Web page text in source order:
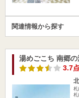
関連情報から探す
湯めごこち 南郷の
3.7